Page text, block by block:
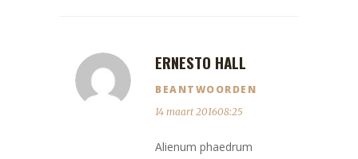
ERNESTO HALL
BEANTWOORDEN
14 maart 201608:25
Alienum phaedrum